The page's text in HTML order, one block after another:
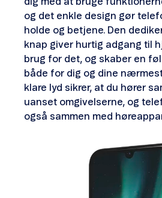
og det enkle design gør
holde og betjene. Den
knap giver hurtig adgang til
brug for det, og skaber en
både for dig og dine
klare lyd sikrer, at du hører
uanset omgivelserne, og
også sammen med